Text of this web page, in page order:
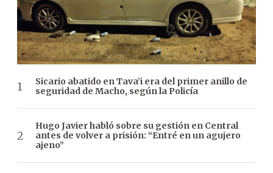
Sicario abatido en Tava’i era del primer anillo de
seguridad de Macho, según la Policía
Hugo Javier habló sobre su gestión en Central
antes de volver a prisión: “Entré en un agujero
ajeno”